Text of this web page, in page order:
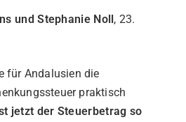
und Stephanie Noll, 23.
für Andalusien die
praktisch
jetzt der Steuerbetrag so